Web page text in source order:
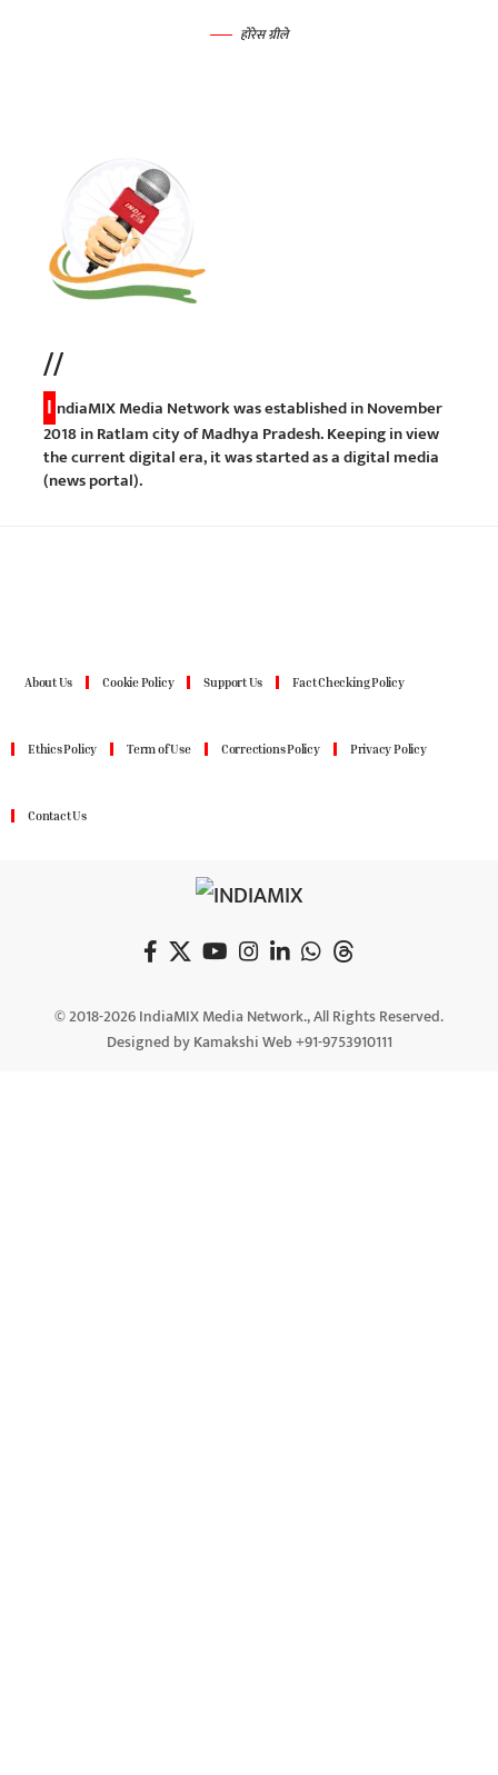
होरेस ग्रीले
//
I ndiaMIX Media Network was established in November
2018 in Ratlam city of Madhya Pradesh. Keeping in view
the current digital era, it was started as a digital media
(news portal).
About Us Cookie Policy Support Us Fact Checking Policy
Ethics Policy Term of Use Corrections Policy Privacy Policy
Contact Us
© 2018-2026 IndiaMIX Media Network., All Rights Reserved.
Designed by Kamakshi Web +91-9753910111